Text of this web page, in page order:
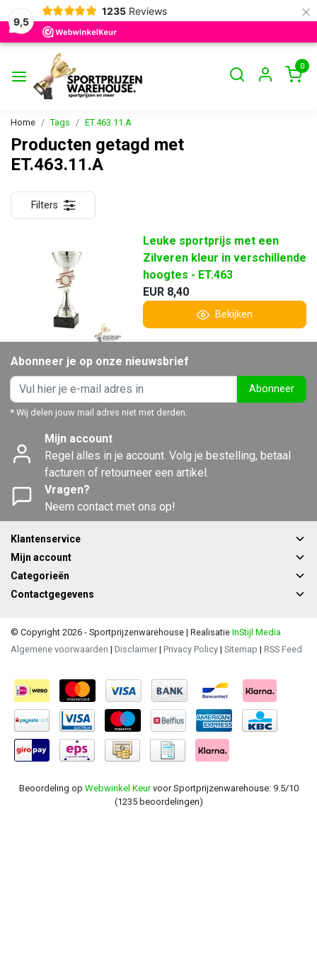
9,5
1235 Reviews ×
0
Home Tags ET.463.11.A
Producten getagd met
ET.463.11.A
Filters
Leuke sportprijs met een
Zilveren kleur in verschillende
hoogtes - ET.463
EUR 8,40
Bekijken
Abonneer je op onze nieuwsbrief
Abonneer
* Wij delen jouw mail adres niet met derden.
Mijn account
Regel alles in je account. Volg je bestelling, betaal
facturen of retourneer een artikel.
Vragen?
Neem contact met ons op!
Klantenservice
Mijn account
Categorieën
Contactgegevens
© Copyright 2026 - Sportprijzenwarehouse | Realisatie InStijl Media
Algemene voorwaarden | Disclaimer | Privacy Policy | Sitemap | RSS Feed
Beoordeling op Webwinkel Keurvoor Sportprijzenwarehouse: 9.5/10
(1235 beoordelingen)